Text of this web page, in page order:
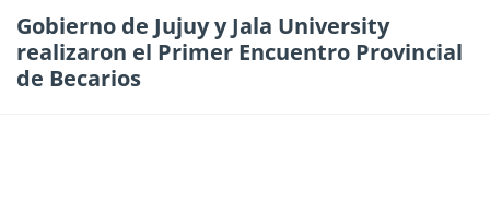
Gobierno de Jujuy y Jala University
realizaron el Primer Encuentro Provincial
de Becarios